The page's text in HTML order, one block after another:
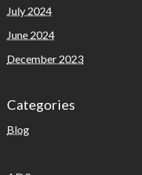
July 2024
June 2024
December 2023
Categories
Blog